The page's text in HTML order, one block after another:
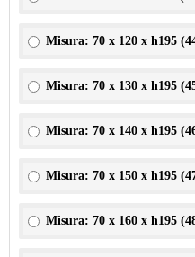
Misura: 70 x 120 x h195 (
Misura: 70 x 130 x h195 (
Misura: 70 x 140 x h195 (
Misura: 70 x 150 x h195 (
Misura: 70 x 160 x h195 (